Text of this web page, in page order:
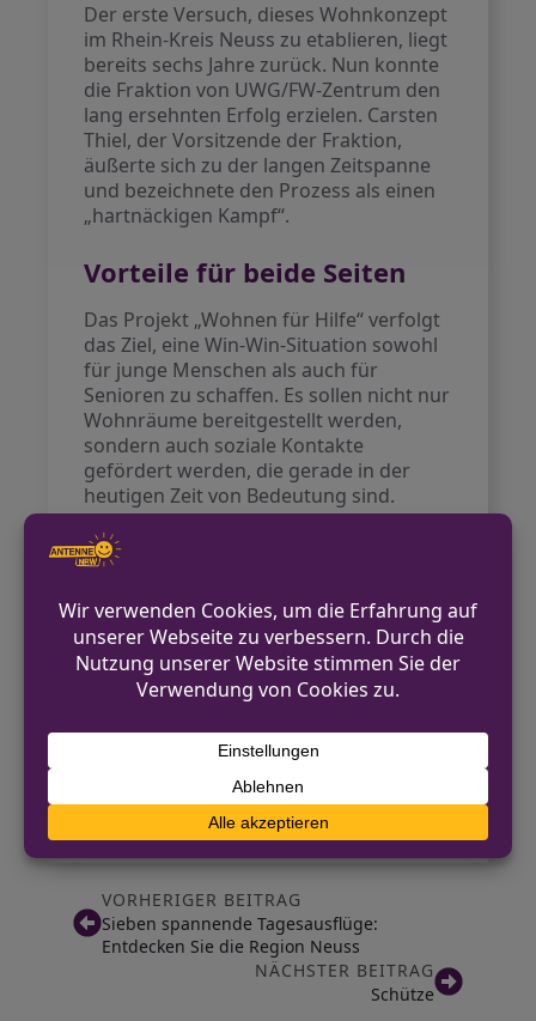
Der erste Versuch, dieses Wohnkonzept
im Rhein-Kreis Neuss zu etablieren, liegt
bereits sechs Jahre zurück. Nun konnte
die Fraktion von UWG/FW-Zentrum den
lang ersehnten Erfolg erzielen. Carsten
Thiel, der Vorsitzende der Fraktion,
äußerte sich zu der langen Zeitspanne
und bezeichnete den Prozess als einen
„hartnäckigen Kampf“.
Vorteile für beide Seiten
Das Projekt „Wohnen für Hilfe“ verfolgt
das Ziel, eine Win-Win-Situation sowohl
für junge Menschen als auch für
Senioren zu schaffen. Es sollen nicht nur
Wohnräume bereitgestellt werden,
sondern auch soziale Kontakte
gefördert werden, die gerade in der
heutigen Zeit von Bedeutung sind.
Durch den Austausch zwischen den
Generationen können beide Seiten
Lebensqualität der Senioren als auch die
Erfahrungen der jungen Menschen
bereichert.
Das Projekt wird in naher Zukunft
weiter konkretisiert, um den Beteiligten
einen Mehrwert zu bieten.
Quelle:WDR
VORHERIGER BEITRAG
Sieben spannende Tagesausflüge:
Entdecken Sie die Region Neuss
NÄCHSTER BEITRAG
Schütze